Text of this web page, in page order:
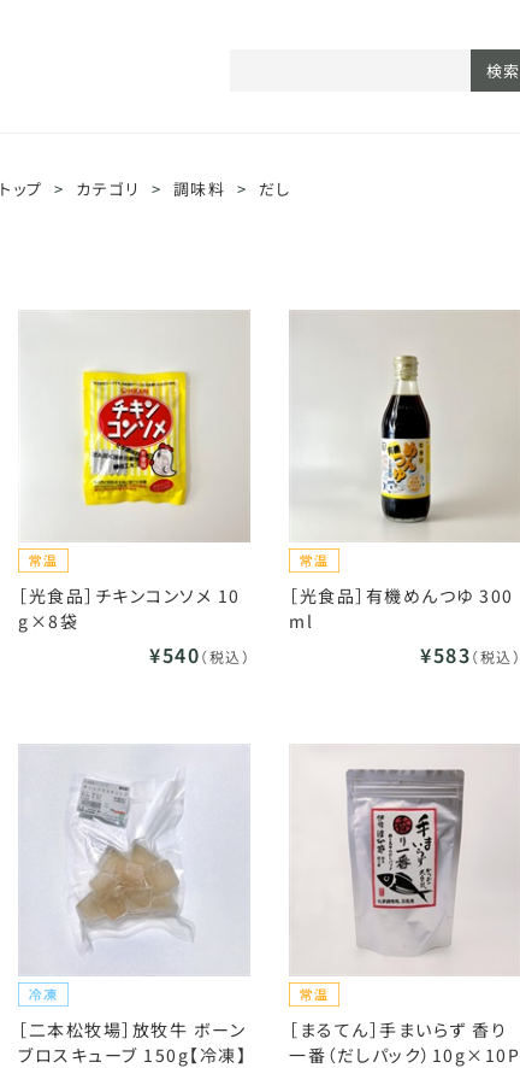
検索
トップ > カテゴリ > 調味料 > だし
［光食品］チキンコンソメ 10
g×8袋
¥540（税込）
［光食品］有機めんつゆ 300
ml
¥583（税込）
［二本松牧場］放牧牛 ボーン
ブロスキューブ 150g【冷凍】
［まるてん］手まいらず 香り
一番（だしパック）10g×10P